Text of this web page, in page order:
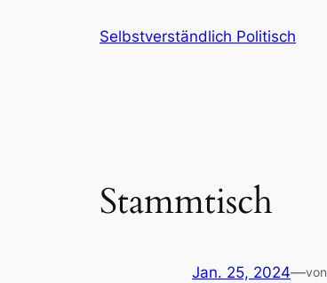
Selbstverständlich Politisch
Stammtisch
Jan. 25, 2024—von